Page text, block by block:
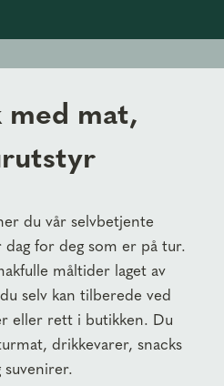
mat,
du vår selvbetjente
for deg som er på tur.
måltider laget av
selv kan tilberede ved
eller rett i butikken. Du
drikkevarer, snacks